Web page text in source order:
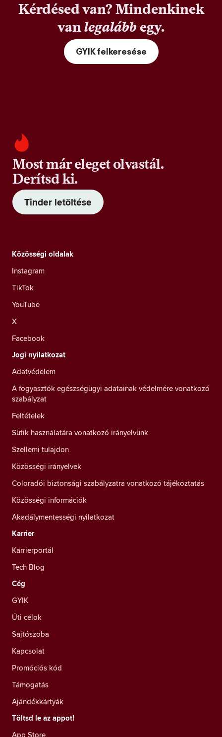
Kérdésed van? Mindenkinek
vanlegalábbegy.
GYIK felkeresése
Most már eleget olvastál.
Derítsd ki.
Tinder letöltése
Közösségi oldalak
Instagram
TikTok
YouTube
X
Facebook
Jogi nyilatkozat
Adatvédelem
A fogyasztók egészségügyi adatainak védelmére vonatkozó
szabályzat
Feltételek
Sütik használatára vonatkozó irányelvünk
Szellemi tulajdon
Közösségi irányelvek
Coloradói biztonsági szabályzatra vonatkozó tájékoztatás
Közösségi információk
Akadálymentességi nyilatkozat
Karrier
Karrierportál
Tech Blog
Cég
GYIK
Úti célok
Sajtószoba
Kapcsolat
Promóciós kód
Támogatás
Ajándékkártyák
Töltsd le az appot!
App Store